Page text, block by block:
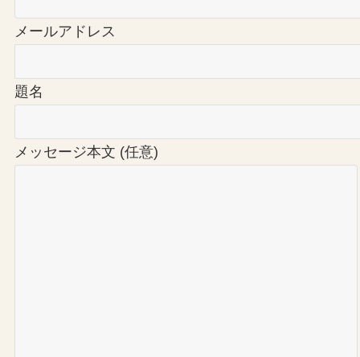
メールアドレス
題名
メッセージ本文 (任意)